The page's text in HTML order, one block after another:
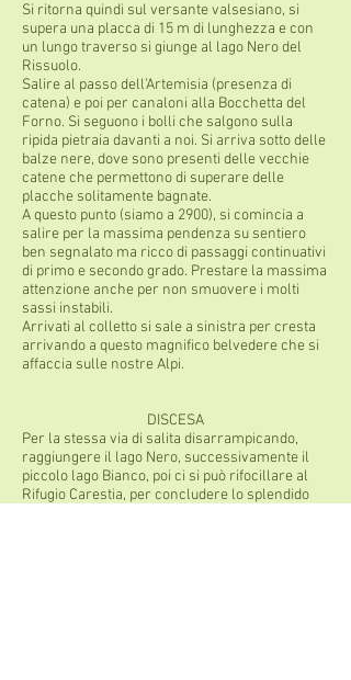
Si ritorna quindi sul versante valsesiano, si
supera una placca di 15 m di lunghezza e con
un lungo traverso si giunge al lago Nero del
Rissuolo.
Salire al passo dell’Artemisia (presenza di
catena) e poi per canaloni alla Bocchetta del
Forno. Si seguono i bolli che salgono sulla
ripida pietraia davanti a noi. Si arriva sotto delle
balze nere, dove sono presenti delle vecchie
catene che permettono di superare delle
placche solitamente bagnate.
A questo punto (siamo a 2900), si comincia a
salire per la massima pendenza su sentiero
ben segnalato ma ricco di passaggi continuativi
di primo e secondo grado. Prestare la massima
attenzione anche per non smuovere i molti
sassi instabili.
Arrivati al colletto si sale a sinistra per cresta
arrivando a questo magnifico belvedere che si
affaccia sulle nostre Alpi.
DISCESA
Per la stessa via di salita disarrampicando,
raggiungere il lago Nero, successivamente il
piccolo lago Bianco, poi ci si può rifocillare al
Rifugio Carestia, per concludere lo splendido